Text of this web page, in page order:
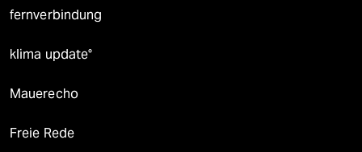
fernverbindung
klima update°
Mauerecho
Freie Rede